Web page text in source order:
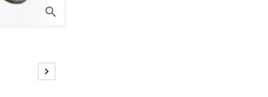
search
